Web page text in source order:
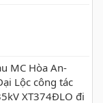
MC Hòa An-
Lộc công tác
XT374ĐLO đi